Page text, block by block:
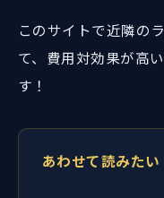
このサイトで近隣の
て、費用対効果が高
す！
あわせて読みたい